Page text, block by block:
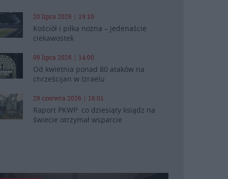
20 lipca 2026 | 19:10
Kościół i piłka nożna – jedenaście
ciekawostek
09 lipca 2026 | 14:00
Od kwietnia ponad 80 ataków na
chrześcijan w Izraelu
29 czerwca 2026 | 16:01
Raport PKWP: co dziesiąty ksiądz na
świecie otrzymał wsparcie